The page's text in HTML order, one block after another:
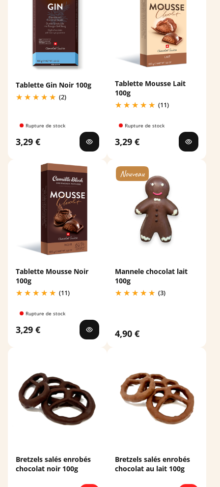
Tablette Gin Noir 100g
(2)
Rupture de stock
3,29 €
Tablette Mousse Lait
100g
(11)
Rupture de stock
3,29 €
Tablette Mousse Noir
100g
(11)
Rupture de stock
3,29 €
Mannele chocolat lait
100g
(3)
4,90 €
Bretzels salés enrobés
chocolat noir 100g
Bretzels salés enrobés
chocolat au lait 100g